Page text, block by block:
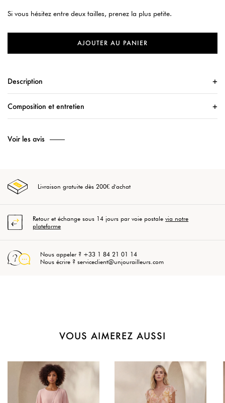
Si vous hésitez entre deux tailles, prenez la plus petite.
AJOUTER AU PANIER
Description
Composition et entretien
Voir les avis
Livraison gratuite dès 200€ d'achat
Retour et échange sous 14 jours par voie postalevia notre
plateforme
Nous appeler ? +33 1 84 21 01 14
Nous écrire ? serviceclient@unjourailleurs.com
VOUS AIMEREZ AUSSI